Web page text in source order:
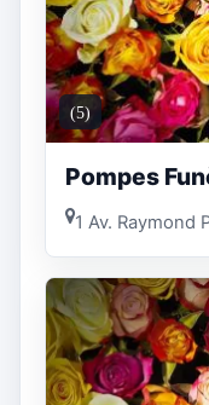
(5)
Pompes
1 Av. Raymond